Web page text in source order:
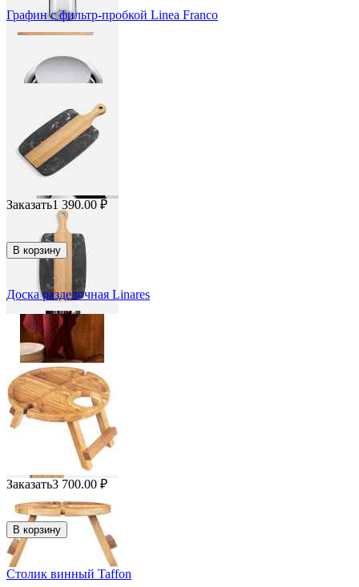
Графин с фильтр-пробкой Linea Franco
Заказать1 390.00 ₽
В корзину
Доска разделочная Linares
Заказать3 700.00 ₽
В корзину
Столик винный Taffon